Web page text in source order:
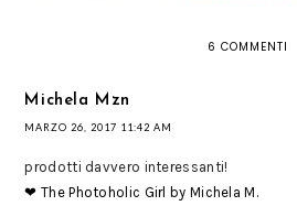
6 COMMENTI
Michela Mzn
MARZO 26, 2017 11:42 AM
prodotti davvero interessanti!
❤ The Photoholic Girl by Michela M.